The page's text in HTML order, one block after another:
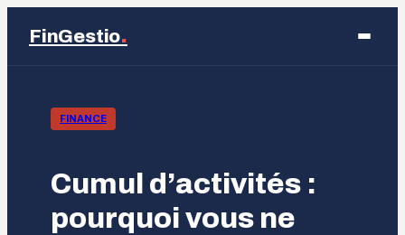
FinGestio.
Business
FINANCE
Cumul d’activités :
pourquoi vous ne